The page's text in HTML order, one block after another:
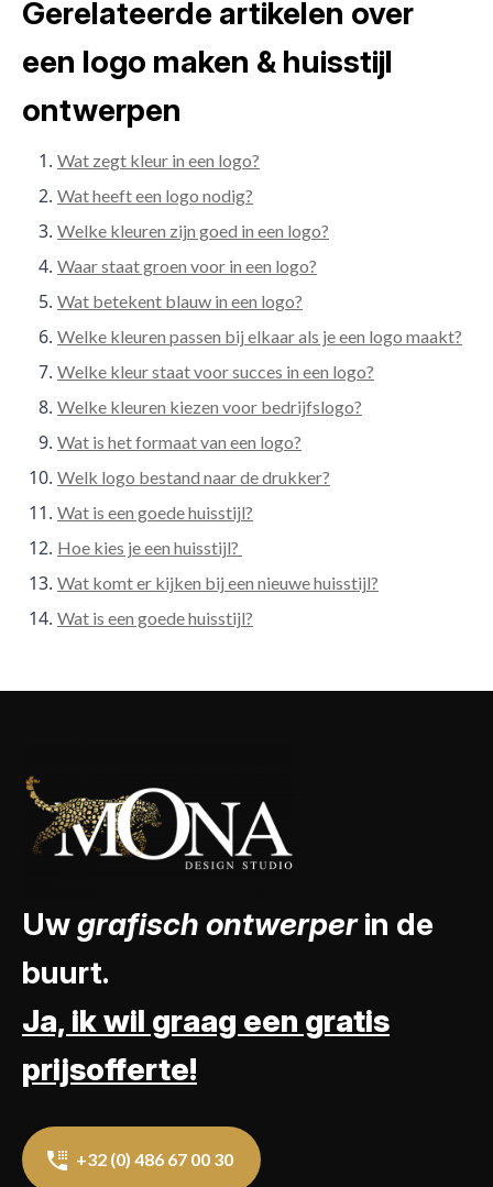
Gerelateerde artikelen over
een logo maken & huisstijl
ontwerpen
Wat zegt kleur in een logo?
Wat heeft een logo nodig?
Welke kleuren zijn goed in een logo?
Waar staat groen voor in een logo?
Wat betekent blauw in een logo?
Welke kleuren passen bij elkaar als je een logo maakt?
Welke kleur staat voor succes in een logo?
Welke kleuren kiezen voor bedrijfslogo?
Wat is het formaat van een logo?
Welk logo bestand naar de drukker?
Wat is een goede huisstijl?
Hoe kies je een huisstijl?
Wat komt er kijken bij een nieuwe huisstijl?
Wat is een goede huisstijl?
Uwgrafisch ontwerperin de
buurt.
Ja, ik wil graag een gratis
prijsofferte!
+32 (0) 486 67 00 30